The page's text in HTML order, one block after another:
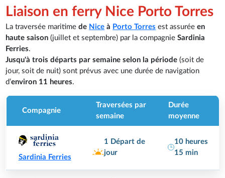
Liaison en ferry Nice Porto Torres
La traversée maritimede Nice à Porto Torres est assuréeen
haute saison(juillet et septembre) par la compagnie Sardinia
Ferries.
Jusqu'à trois départs par semaine selon la période(soit de
jour, soit de nuit) sont prévus avec une durée de navigation
d’environ 11 heures.
Compagnie
Traversées par
semaine
Durée
moyenne
Sardinia Ferries
1 Départ de
jour
10 heures
15 min